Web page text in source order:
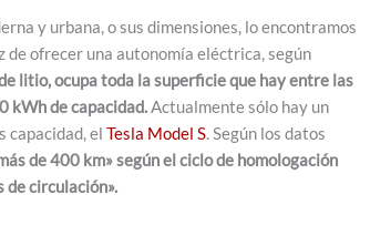
y urbana, o sus dimensiones, lo encontramos
de ofrecer una autonomía eléctrica, según
litio, ocupa toda la superficie que hay entre las
kWh de capacidad.Actualmente sólo hay un
capacidad, el Tesla Model S. Según los datos
de 400 km» según el ciclo de homologación
de circulación».